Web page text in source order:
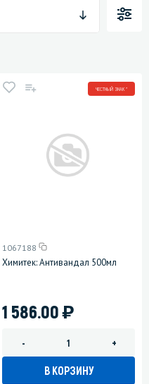
ЧЕСТНЫЙ ЗНАК *
1067188
Химитек: Антивандал 500мл
1 586.00)
- +
В КОРЗИНУ